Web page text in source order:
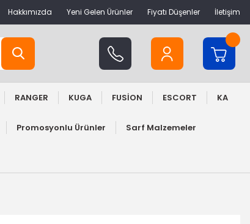
Hakkımızda Yeni Gelen Ürünler Fiyatı Düşenler İletişim
RANGER KUGA FUSİON ESCORT KA
Promosyonlu Ürünler Sarf Malzemeler